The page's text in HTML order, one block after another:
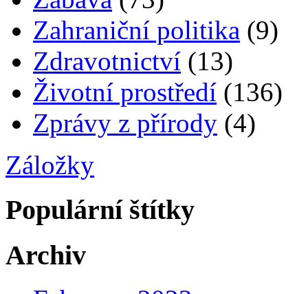
Zahraniční politika (9)
Zdravotnictví (13)
Životní prostředí (136)
Zprávy z přírody (4)
Záložky
Populární štítky
Archiv